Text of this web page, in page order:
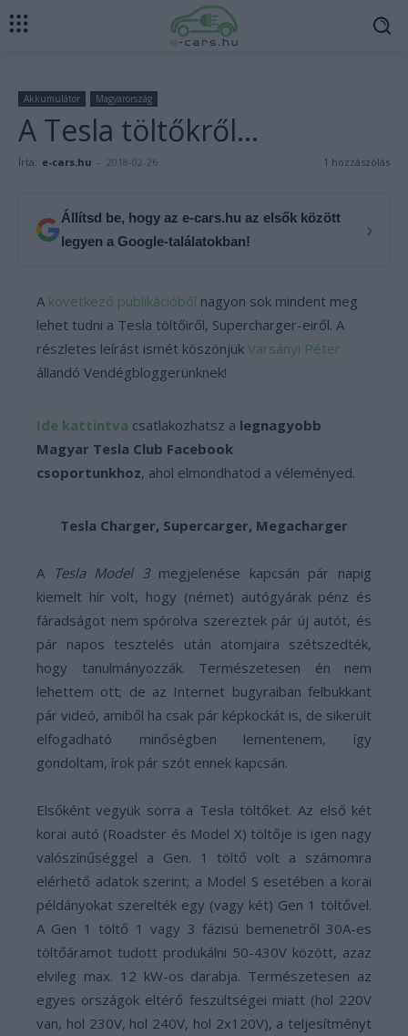
Akkumulátor Magyarország
A Tesla töltőkről…
Írta: e-cars.hu - 2018-02-26 1 hozzászólás
Állítsd be, hogy az e-cars.hu az elsők között
legyen a Google-találatokban!
›
A következő publikációból nagyon sok mindent meg
lehet tudni a Tesla töltőiről, Supercharger-eiről. A
részletes leírást ismét köszönjük Varsányi Péter
állandó Vendégbloggerünknek!
Ide kattintva csatlakozhatsz a legnagyobb
Magyar Tesla Club Facebook
csoportunkhoz, ahol elmondhatod a véleményed.
Tesla Charger, Supercarger, Megacharger
A Tesla Model 3megjelenése kapcsán pár napig
kiemelt hír volt, hogy (német) autógyárak pénz és
fáradságot nem spórolva szereztek pár új autót, és
pár napos tesztelés után atomjaira szétszedték,
hogy tanulmányozzák. Természetesen én nem
lehettem ott; de az Internet bugyraiban felbukkant
pár videó, amiből ha csak pár képkockát is, de sikerült
elfogadható minőségben lementenem, így
gondoltam, írok pár szót ennek kapcsán.
Elsőként vegyük sorra a Tesla töltőket. Az első két
korai autó (Roadster és Model X) töltője is igen nagy
valószínűséggel a Gen. 1 töltő volt a számomra
elérhető adatok szerint; a Model S esetében a korai
példányokat szerelték egy (vagy két) Gen 1 töltővel.
A Gen 1 töltő 1 vagy 3 fázisú bemenetről 30A-es
töltőáramot tudott produkálni 50-430V között, azaz
elvileg max. 12 kW-os darabja. Természetesen az
egyes országok eltérő feszültségei miatt (hol 220V
van, hol 230V, hol 240V, hol 2x120V), a teljesítményt